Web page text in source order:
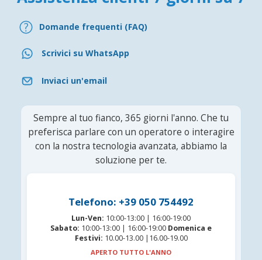
Domande frequenti (FAQ)
Scrivici su WhatsApp
Inviaci un'email
Sempre al tuo fianco, 365 giorni l'anno. Che tu
preferisca parlare con un operatore o interagire
con la nostra tecnologia avanzata, abbiamo la
soluzione per te.
Telefono: +39 050 754492
Lun-Ven: 10:00-13:00 | 16:00-19:00
Sabato: 10:00-13:00 | 16:00-19:00 Domenica e
Festivi: 10.00-13.00 |16.00-19.00
APERTO TUTTO L'ANNO